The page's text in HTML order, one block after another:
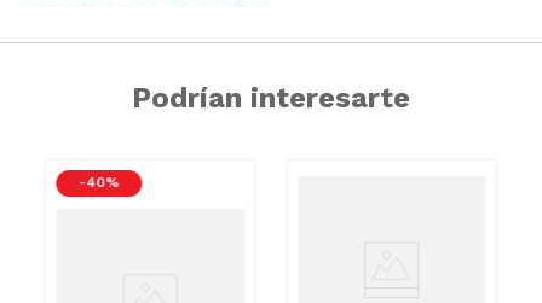
Podrían interesarte
-40 %